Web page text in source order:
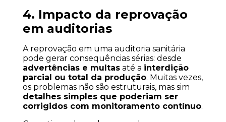
4. Impacto da reprovação
em auditorias
A reprovação em uma auditoria sanitária
advertências e multas até a interdição
parcial ou total da produção. Muitas vezes,
detalhes simples que poderiam ser
corrigidos com monitoramento contínuo.